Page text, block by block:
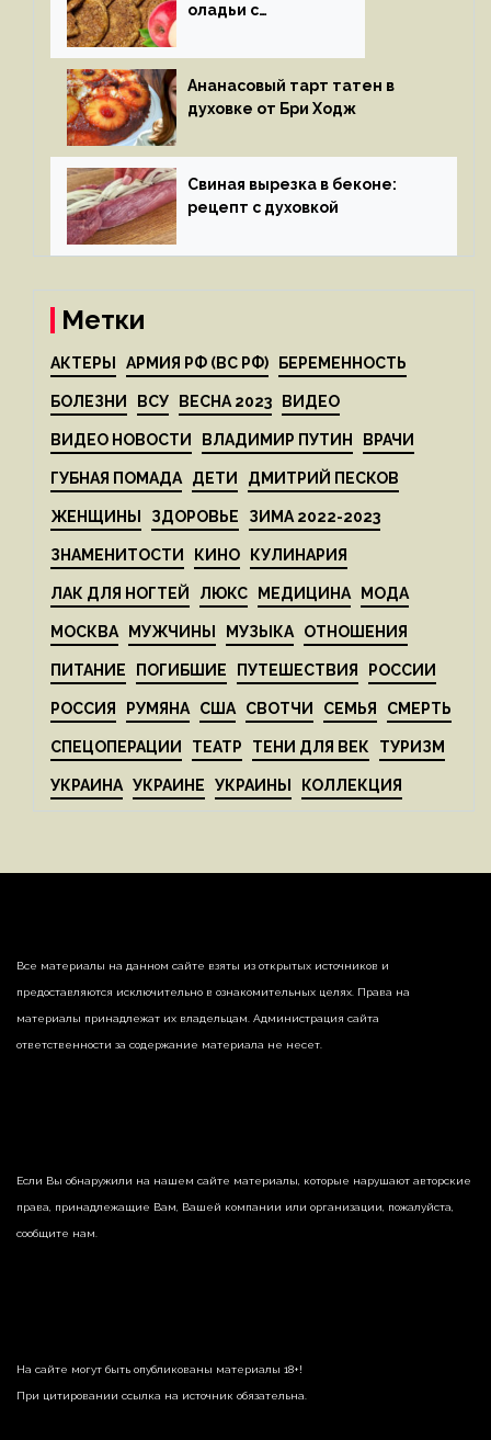
оладьи с
Ананасовый тарт татен в
духовке от Бри Ходж
Свиная вырезка в беконе:
рецепт с духовкой
Метки
АКТЕРЫ АРМИЯ РФ (ВС РФ) БЕРЕМЕННОСТЬ
БОЛЕЗНИ ВСУ ВЕСНА 2023 ВИДЕО
ВИДЕО НОВОСТИ ВЛАДИМИР ПУТИН ВРАЧИ
ГУБНАЯ ПОМАДА ДЕТИ ДМИТРИЙ ПЕСКОВ
ЖЕНЩИНЫ ЗДОРОВЬЕ ЗИМА 2022-2023
ЗНАМЕНИТОСТИ КИНО КУЛИНАРИЯ
ЛАК ДЛЯ НОГТЕЙ ЛЮКС МЕДИЦИНА МОДА
МОСКВА МУЖЧИНЫ МУЗЫКА ОТНОШЕНИЯ
ПИТАНИЕ ПОГИБШИЕ ПУТЕШЕСТВИЯ РОССИИ
РОССИЯ РУМЯНА США СВОТЧИ СЕМЬЯ СМЕРТЬ
СПЕЦОПЕРАЦИИ ТЕАТР ТЕНИ ДЛЯ ВЕК ТУРИЗМ
УКРАИНА УКРАИНЕ УКРАИНЫ КОЛЛЕКЦИЯ
Все материалы на данном сайте взяты из открытых источников и
предоставляются исключительно в ознакомительных целях. Права на
материалы принадлежат их владельцам. Администрация сайта
ответственности за содержание материала не несет.
Если Вы обнаружили на нашем сайте материалы, которые нарушают авторские
права, принадлежащие Вам, Вашей компании или организации, пожалуйста,
сообщите нам.
На сайте могут быть опубликованы материалы 18+!
При цитировании ссылка на источник обязательна.